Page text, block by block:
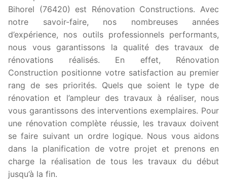
Bihorel (76420) est Rénovation Constructions. Avec
notre savoir-faire, nos nombreuses années
d’expérience, nos outils professionnels performants,
nous vous garantissons la qualité des travaux de
rénovations réalisés. En effet, Rénovation
Construction positionne votre satisfaction au premier
rang de ses priorités. Quels que soient le type de
rénovation et l’ampleur des travaux à réaliser, nous
vous garantissons des interventions exemplaires. Pour
une rénovation complète réussie, les travaux doivent
se faire suivant un ordre logique. Nous vous aidons
dans la planification de votre projet et prenons en
charge la réalisation de tous les travaux du début
jusqu’à la fin.